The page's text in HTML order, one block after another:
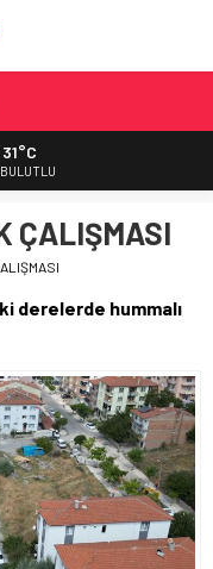
OLDU
31°C
ÇALIŞMASI
derelerde hummalı